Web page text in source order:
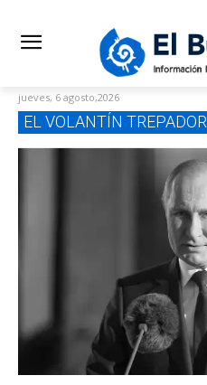
jueves, 6 agosto,2026
EL VOLANTÍN TREPADOR